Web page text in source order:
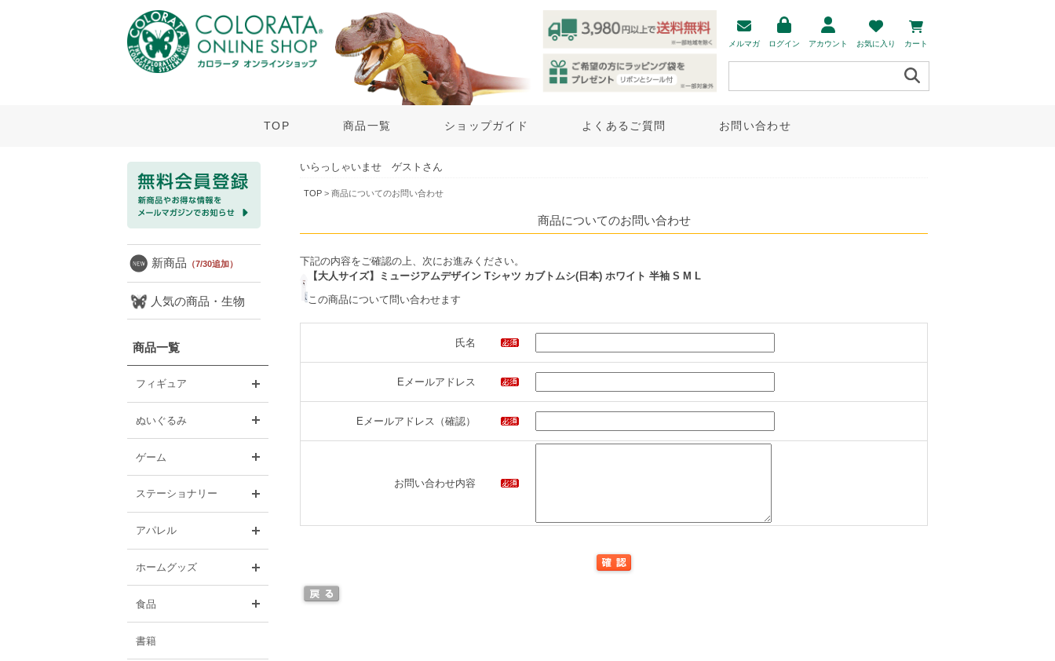
メルマガ ログイン アカウント お気に入り カート
TOP 商品一覧 ショップガイド よくあるご質問 お問い合わせ
新商品 （7/30追加）
人気の商品・生物
商品一覧
フィギュア
ぬいぐるみ
ゲーム
ステーショナリー
アパレル
ホームグッズ
食品
書籍
いらっしゃいませ ゲストさん
TOP > 商品についてのお問い合わせ
商品についてのお問い合わせ
下記の内容をご確認の上、次にお進みください。
【大人サイズ】ミュージアムデザイン Tシャツ カブトムシ(日本) ホワイト 半袖 S M L
この商品について問い合わせます
氏名
Eメールアドレス
Eメールアドレス（確認）
お問い合わせ内容